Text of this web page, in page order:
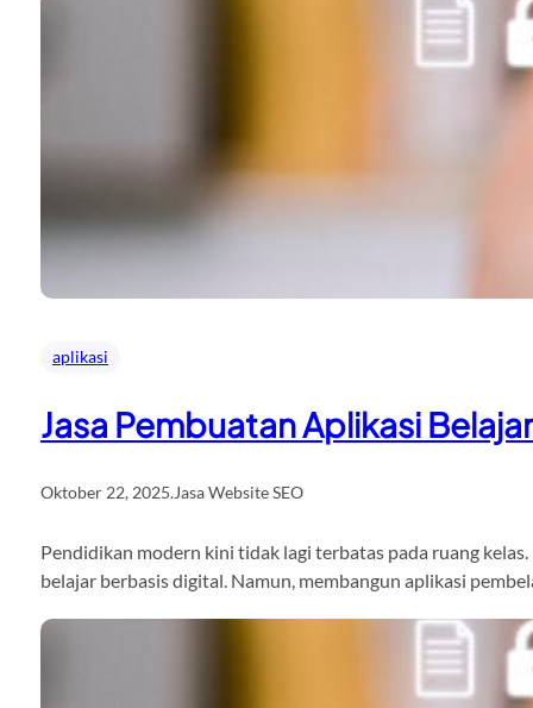
aplikasi
Jasa Pembuatan Aplikasi
Oktober 22, 2025.Jasa Website SEO
Pendidikan modern kini tidak lagi terbatas pada ruang
belajar berbasis digital. Namun, membangun aplikasi